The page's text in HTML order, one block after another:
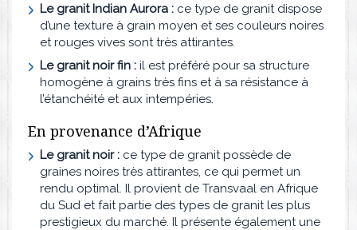
Le granit Indian Aurora : ce type de granit dispose
d’une texture à grain moyen et ses couleurs noires
et rouges vives sont très attirantes.
Le granit noir fin : il est préféré pour sa structure
homogène à grains très fins et à sa résistance à
l’étanchéité et aux intempéries.
En provenance d’Afrique
Le granit noir : ce type de granit possède de
graines noires très attirantes, ce qui permet un
rendu optimal. Il provient de Transvaal en Afrique
du Sud et fait partie des types de granit les plus
prestigieux du marché. Il présente également une